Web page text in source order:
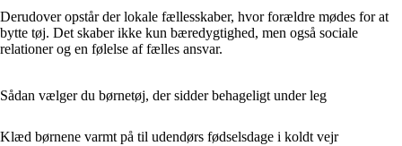
Derudover opstår der lokale fællesskaber, hvor forældre mødes for at
bytte tøj. Det skaber ikke kun bæredygtighed, men også sociale
relationer og en følelse af fælles ansvar.
Sådan vælger du børnetøj, der sidder behageligt under leg
Klæd børnene varmt på til udendørs fødselsdage i koldt vejr